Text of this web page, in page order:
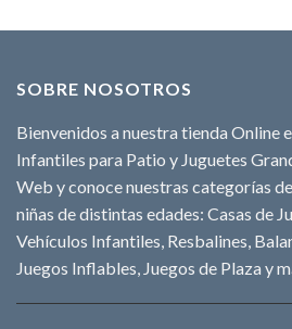
SOBRE NOSOTROS
Bienvenidos a nuestra tienda Online
Infantiles para Patio y Juguetes
Web y conoce nuestras categorías
niñas de distintas edades: Casas de
Vehículos Infantiles, Resbalines,
Juegos Inflables, Juegos de Plaza y